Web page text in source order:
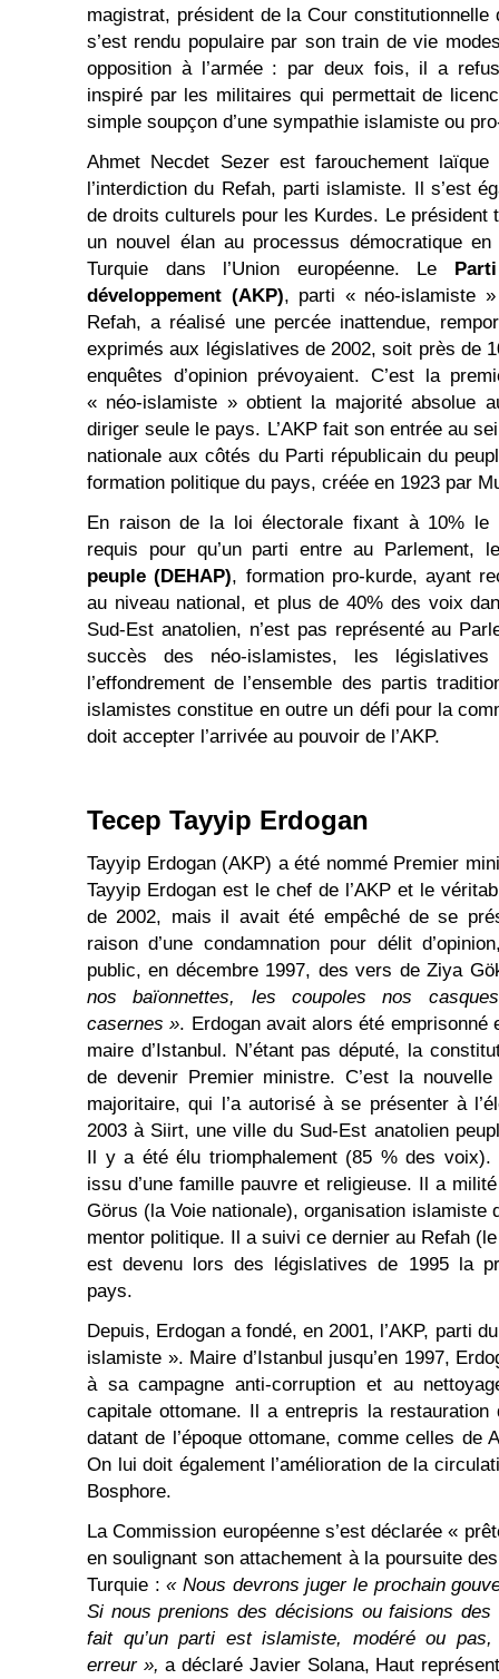
magistrat, président de la Cour constitutionnelle
s’est rendu populaire par son train de vie
opposition à l’armée : par deux fois, il a
inspiré par les militaires qui permettait de
simple soupçon d’une sympathie islamiste ou
Ahmet Necdet Sezer est farouchement
l’interdiction du Refah, parti islamiste. Il s’est
de droits culturels pour les Kurdes. Le président
un nouvel élan au processus démocratique
Turquie dans l’Union européenne. Le
développement (AKP), parti « néo-islamiste
Refah, a réalisé une percée inattendue,
exprimés aux législatives de 2002, soit près de
enquêtes d’opinion prévoyaient. C’est la
« néo-islamiste » obtient la majorité absolue
diriger seule le pays. L’AKP fait son entrée au
nationale aux côtés du Parti républicain du
formation politique du pays, créée en 1923 par
En raison de la loi électorale fixant à 10% le
requis pour qu’un parti entre au Parlement,
peuple (DEHAP), formation pro-kurde, ayant
au niveau national, et plus de 40% des voix
Sud-Est anatolien, n’est pas représenté au
succès des néo-islamistes, les
l’effondrement de l’ensemble des partis
islamistes constitue en outre un défi pour la
doit accepter l’arrivée au pouvoir de l’AKP.
Tecep Tayyip Erdogan
Tayyip Erdogan (AKP) a été nommé Premier
Tayyip Erdogan est le chef de l’AKP et le
de 2002, mais il avait été empêché de se
raison d’une condamnation pour délit
public, en décembre 1997, des vers de Ziya
nos baïonnettes, les coupoles nos
casernes ». Erdogan avait alors été emprisonné
maire d’Istanbul. N’étant pas député, la
de devenir Premier ministre. C’est la
majoritaire, qui l’a autorisé à se présenter à
2003 à Siirt, une ville du Sud-Est anatolien
Il y a été élu triomphalement (85 % des voix).
issu d’une famille pauvre et religieuse. Il a
Görus (la Voie nationale), organisation islamiste
mentor politique. Il a suivi ce dernier au Refah
est devenu lors des législatives de 1995 la
pays.
Depuis, Erdogan a fondé, en 2001, l’AKP, parti
islamiste ». Maire d’Istanbul jusqu’en 1997,
à sa campagne anti-corruption et au
capitale ottomane. Il a entrepris la restauration
datant de l’époque ottomane, comme celles de
On lui doit également l’amélioration de la
Bosphore.
La Commission européenne s’est déclarée «
en soulignant son attachement à la poursuite
Turquie :« Nous devrons juger le prochain
Si nous prenions des décisions ou faisions
fait qu’un parti est islamiste, modéré ou
erreur », a déclaré Javier Solana, Haut